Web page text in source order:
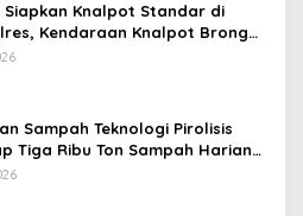
Siapkan Knalpot Standar di
Kendaraan Knalpot Brong
Langsung Ganti
Sampah Teknologi Pirolisis
Tiga Ribu Ton Sampah Harian